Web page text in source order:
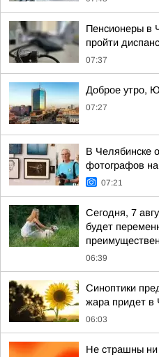
Пенсионеры в
пройти
07:37
Доброе утро,
07:27
В Челябинске
фотографов
07:21
Сегодня, 7
будет
06:39
Синоптики
жара придет в
06:03
Не страшны